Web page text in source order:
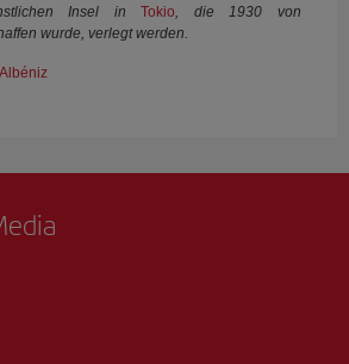
Insel in Tokio, die 1930 von
wurde, verlegt werden.